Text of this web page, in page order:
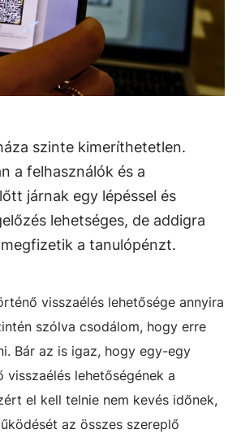
szinte kimeríthetetlen.
a felhasználók és a
járnak egy lépéssel és
lehetséges, de addigra
a tanulópénzt.
visszaélés lehetősége annyira
szólva csodálom, hogy erre
Bár az is igaz, hogy egy-egy
lehetőségének a
el kell telnie nem kevés időnek,
az összes szereplő